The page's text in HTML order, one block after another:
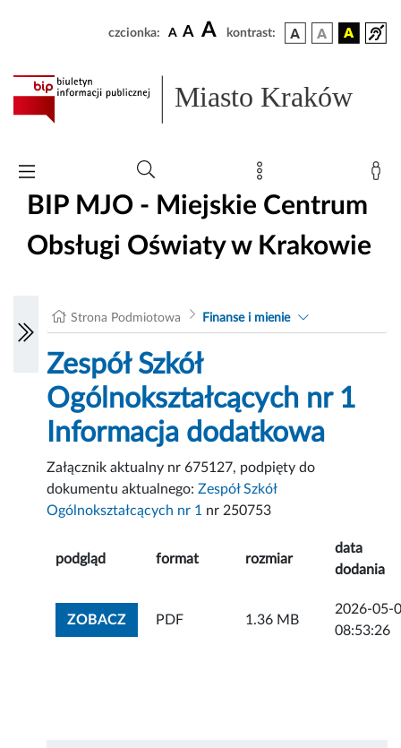
czcionka: A A A kontrast:
Miasto Kraków
BIP MJO - Miejskie Centrum
Obsługi Oświaty w Krakowie
Strona Podmiotowa Finanse i mienie
Zespół Szkół
Ogólnokształcących nr 1
Informacja dodatkowa
Załącznik aktualny nr 675127, podpięty do
dokumentu aktualnego:Zespół Szkół
Ogólnokształcących nr 1 nr 250753
podgląd format rozmiar
data
dodania
ZOBACZZOBACZ ZAŁĄCZNIK
PDF 1.36 MB
2026-05-
08:53:26